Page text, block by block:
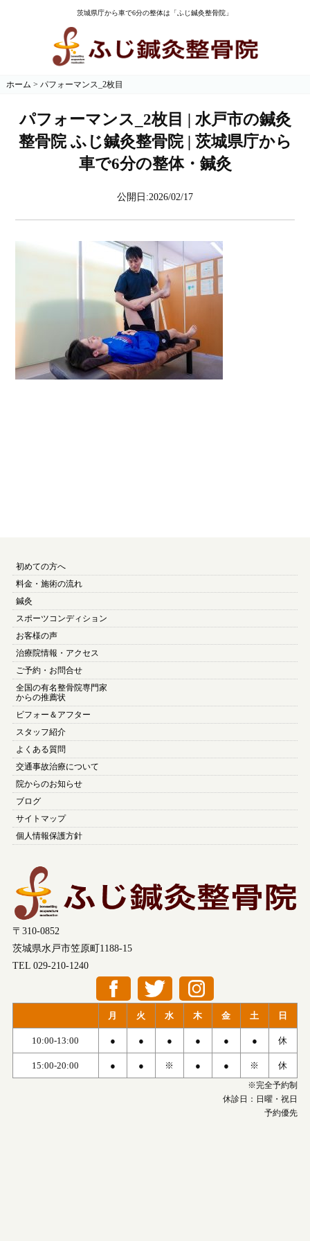
茨城県庁から車で6分の整体は「ふじ鍼灸整骨院」
ホーム > パフォーマンス_2枚目
パフォーマンス_2枚目 | 水戸市の鍼灸
整骨院 ふじ鍼灸整骨院 | 茨城県庁から
車で6分の整体・鍼灸
公開日:2026/02/17
初めての方へ
料金・施術の流れ
鍼灸
スポーツコンディション
お客様の声
治療院情報・アクセス
ご予約・お問合せ
全国の有名整骨院専門家
からの推薦状
ビフォー＆アフター
スタッフ紹介
よくある質問
交通事故治療について
院からのお知らせ
ブログ
サイトマップ
個人情報保護方針
〒310-0852
茨城県水戸市笠原町1188-15
TEL 029-210-1240
月 火 水 木 金 土 日
10:00-13:00 ● ● ● ● ● ● 休
15:00-20:00 ● ● ※ ● ● ※ 休
※完全予約制
休診日：日曜・祝日
予約優先